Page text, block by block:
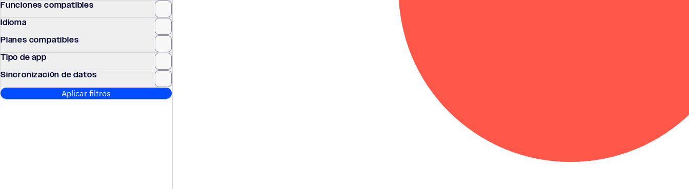
Funciones compatibles
Idioma
Planes compatibles
Tipo de app
Sincronización de datos
Aplicar filtros